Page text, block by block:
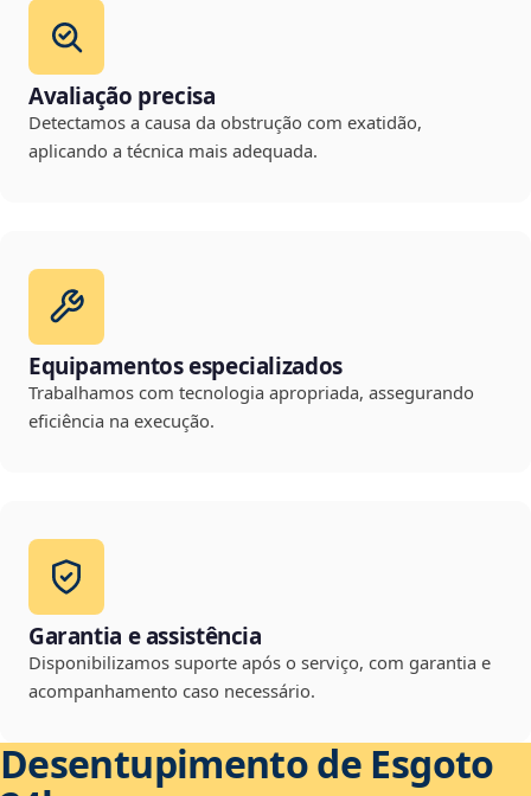
Avaliação precisa
Detectamos a causa da obstrução com exatidão,
aplicando a técnica mais adequada.
Equipamentos especializados
Trabalhamos com tecnologia apropriada, assegurando
eficiência na execução.
Garantia e assistência
Disponibilizamos suporte após o serviço, com garantia e
acompanhamento caso necessário.
Desentupimento de Esgoto